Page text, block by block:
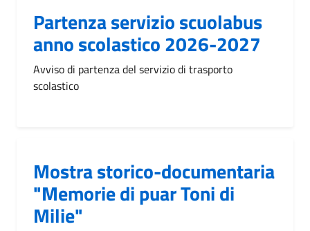
Partenza servizio scuolabus
anno scolastico 2026-2027
Avviso di partenza del servizio di trasporto
scolastico
Mostra storico-documentaria
"Memorie di puar Toni di
Milie"